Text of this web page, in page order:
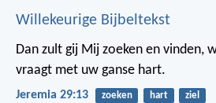
Willekeurige Bijbeltekst
Dan zult gij Mij zoeken en vinden,
vraagt met uw ganse hart.
Jeremia 29:13 zoeken hart ziel